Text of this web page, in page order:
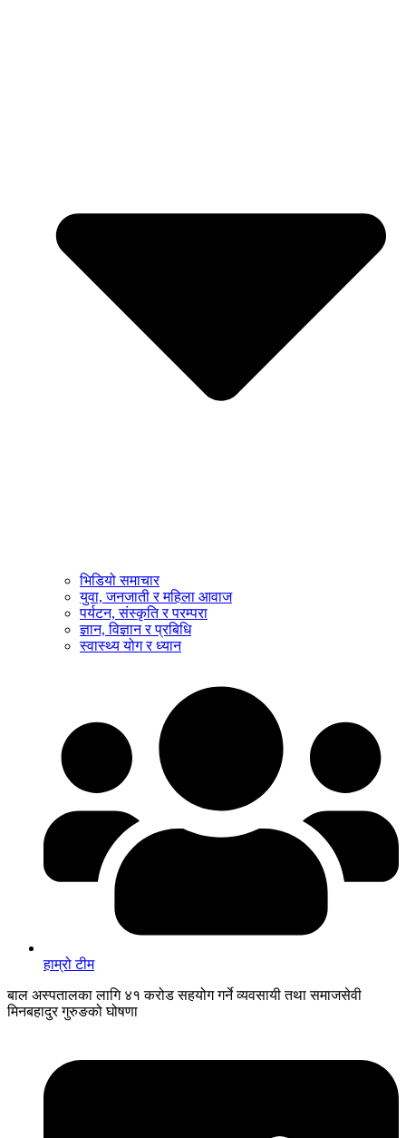
भिडियो समाचार
युवा, जनजाती र महिला आवाज
पर्यटन, संस्कृति र परम्परा
ज्ञान, विज्ञान र प्रबिधि
स्वास्थ्य योग र ध्यान
हाम्रो टीम
बाल अस्पतालका लागि ४१ करोड सहयोग गर्ने व्यवसायी तथा समाजसेवी
मिनबहादुर गुरुङको घोषणा